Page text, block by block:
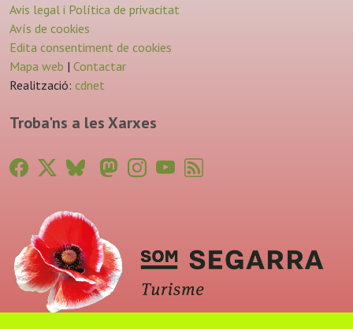
Avis legal i Política de privacitat
Avís de cookies
Edita consentiment de cookies
Mapa web | Contactar
Realització: cdnet
Troba'ns a les Xarxes